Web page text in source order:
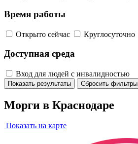
Время работы
Открыто сейчас Круглосуточно
Доступная среда
Вход для людей с инвалидностью
Показать результаты Сбросить фильтры
Морги в Краснодаре
Показать на карте